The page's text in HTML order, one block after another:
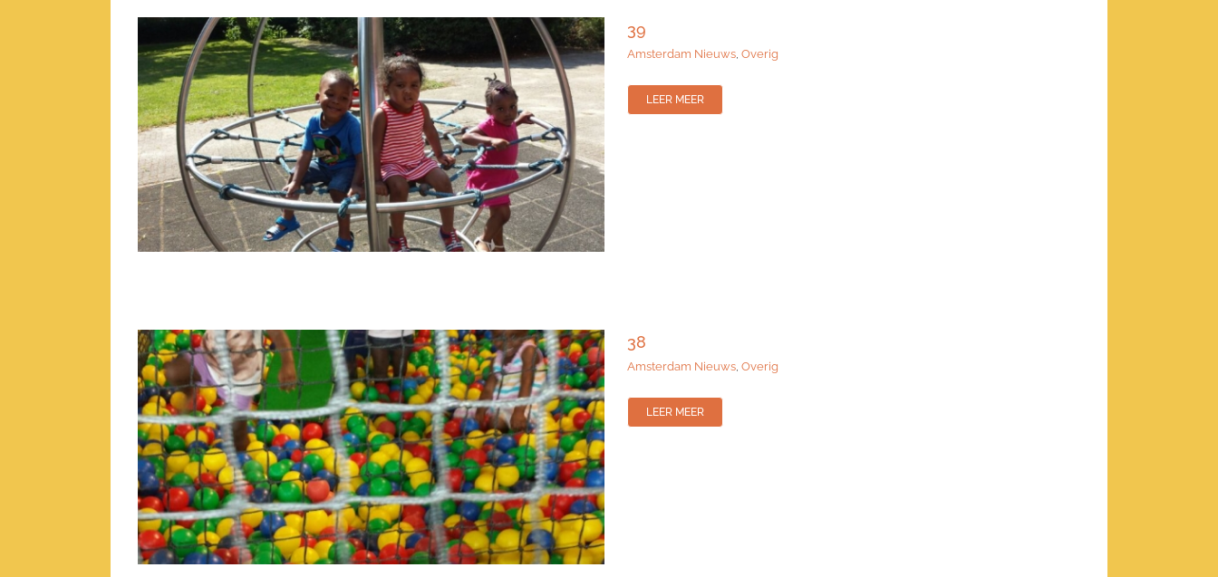
39
Amsterdam Nieuws, Overig
LEER MEER
38
Amsterdam Nieuws, Overig
LEER MEER